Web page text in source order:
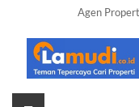
Agen
Menu